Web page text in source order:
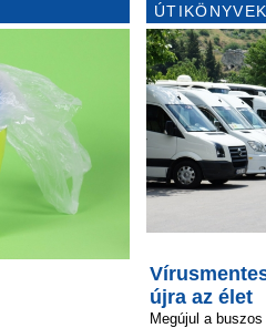
újra az élet
Megújul a